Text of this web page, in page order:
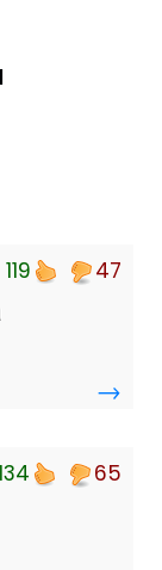
119 47
→
65